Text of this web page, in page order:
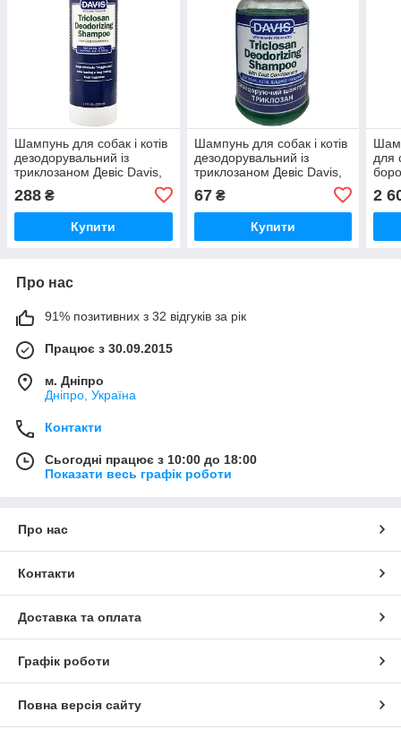
Шампунь для собак і котів
дезодорувальний із
триклозаном Девіс Davis,
концентрат (1:10), 355 мл,
США.
288 ₴
Купити
Шампунь для собак і котів
дезодорувальний із
триклозаном Девіс Davis,
концентрат (1:10), 50 мл,
США.
67₴
Купити
для
3,8
2
Про нас
91% позитивних з 32 відгуків за рік
Працює з 30.09.2015
м. Дніпро
Дніпро, Україна
Контакти
Сьогодні працює з 10:00 до 18:00
Показати весь графік роботи
Про нас
Контакти
Доставка та оплата
Графік роботи
Повна версія сайту